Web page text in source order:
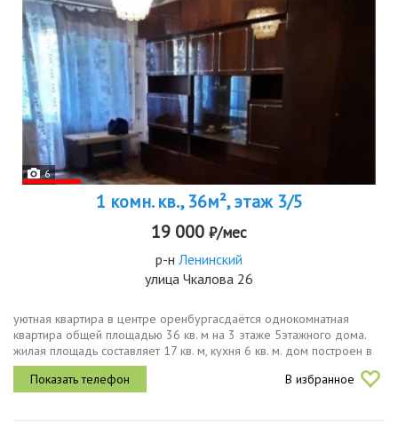
6
1 комн. кв., 36м², этаж 3/5
19 000 ₽/мес
р-н Ленинский
улица Чкалова 26
уютная квартира в центре оренбургасдаётся однокомнатная
квартира общей площадью 36 кв. м на 3 этаже 5этажного дома.
жилая площадь составляет 17 кв. м, кухня 6 кв. м. дом построен в
1977 году и выполнен из панельных материалов. окна квартиры
выходят...
В избранное